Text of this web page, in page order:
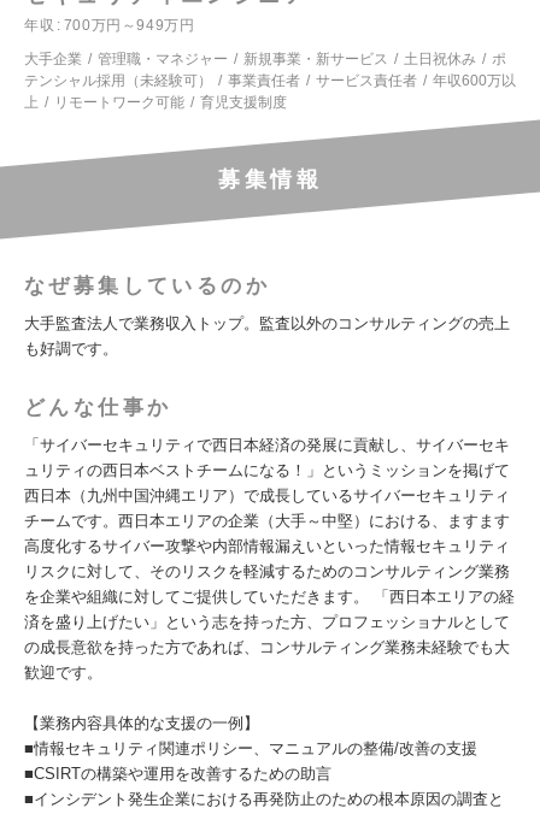
年収
700万円～949万円
大手企業
管理職・マネジャー 新規事業・新サービス 土日祝休み
ポ
テンシャル採用（未経験可）
事業責任者 サービス責任者
年収600万以
上
リモートワーク可能 育児支援制度
募集情報
なぜ募集しているのか
大手監査法人で業務収入トップ。監査以外のコンサルティングの売上
も好調です。
どんな仕事か
「サイバーセキュリティで西日本経済の発展に貢献し、サイバーセキ
ュリティの西日本ベストチームになる！」というミッションを掲げて
西日本（九州中国沖縄エリア）で成長しているサイバーセキュリティ
チームです。西日本エリアの企業（大手～中堅）における、ますます
高度化するサイバー攻撃や内部情報漏えいといった情報セキュリティ
リスクに対して、そのリスクを軽減するためのコンサルティング業務
を企業や組織に対してご提供していただきます。 「西日本エリアの経
済を盛り上げたい」という志を持った方、プロフェッショナルとして
の成長意欲を持った方であれば、コンサルティング業務未経験でも大
歓迎です。
【業務内容具体的な支援の一例】
■情報セキュリティ関連ポリシー、マニュアルの整備/改善の支援
■CSIRTの構築や運用を改善するための助言
■インシデント発生企業における再発防止のための根本原因の調査と